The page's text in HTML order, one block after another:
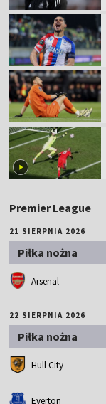
Premier League
21 SIERPNIA 2026
Piłka nożna
Arsenal
22 SIERPNIA 2026
Piłka nożna
Hull City
Everton